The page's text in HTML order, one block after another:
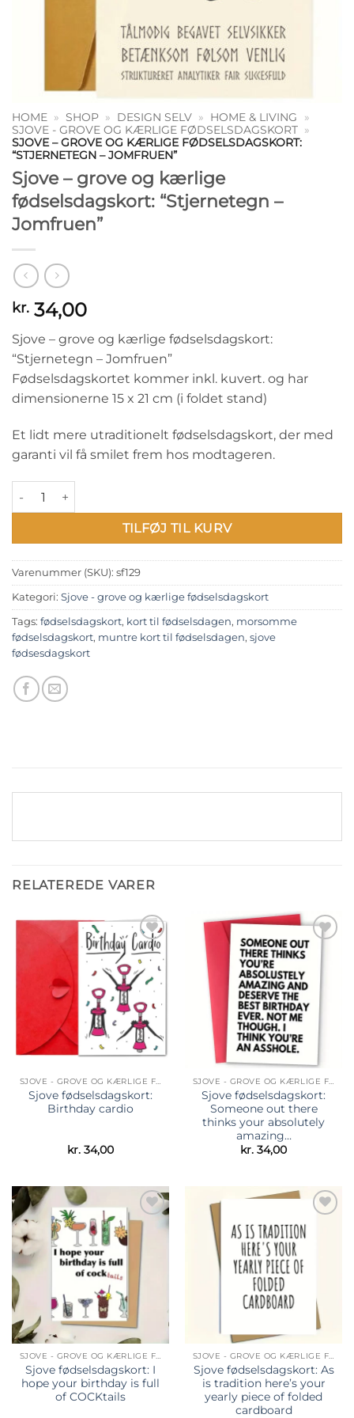
HOME » SHOP » DESIGN SELV » HOME & LIVING
»
SJOVE - GROVE OG KÆRLIGE FØDSELSDAGSKORT »
SJOVE – GROVE OG KÆRLIGE FØDSELSDAGSKORT:
“STJERNETEGN – JOMFRUEN”
Sjove – grove og kærlige
fødselsdagskort: “Stjernetegn –
Jomfruen”
kr. 34,00
Sjove – grove og kærlige fødselsdagskort:
“Stjernetegn – Jomfruen”
Fødselsdagskortet kommer inkl. kuvert. og har
dimensionerne 15 x 21 cm (i foldet stand)
Et lidt mere utraditionelt fødselsdagskort, der med
garanti vil få smilet frem hos modtageren.
Sjove - grove og kærlige fødselsdagskort: "Stjernetegn -
TILFØJ TIL KURV
Varenummer (SKU): sf129
Kategori: Sjove - grove og kærlige fødselsdagskort
Tags: fødselsdagskort, kort til fødselsdagen, morsomme
fødselsdagskort, muntre kort til fødselsdagen, sjove
fødsesdagskort
RELATEREDE VARER
Tilføj til
ønskeliste
SJOVE - GROVE OG KÆRLIGE FØDSELSDAGSKORT
Sjove fødselsdagskort:
Birthday cardio
kr. 34,00
Tilføj til
ønskeliste
SJOVE - GROVE OG KÆRLIGE FØDSELSDAGSKORT
Sjove fødselsdagskort:
Someone out there
thinks your absolutely
amazing…
kr. 34,00
Tilføj til
ønskeliste
SJOVE - GROVE OG KÆRLIGE FØDSELSDAGSKORT
Sjove fødselsdagskort: I
hope your birthday is full
of COCKtails
Tilføj til
ønskeliste
SJOVE - GROVE OG KÆRLIGE FØDSELSDAGSKORT
Sjove fødselsdagskort: As
is tradition here’s your
yearly piece of folded
cardboard